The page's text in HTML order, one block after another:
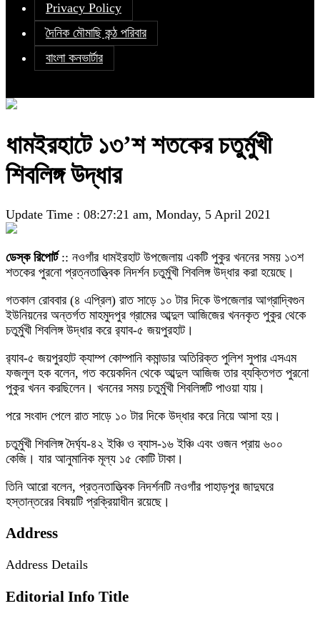
Privacy Policy
দৈনিক মৌমাছি কন্ঠ পরিবার
বাংলা কনভার্টার
ধামইরহাটে ১৩’শ শতকের চতুর্মুখী
শিবলিঙ্গ উদ্ধার
Update Time : 08:27:21 am, Monday, 5 April 2021
ডেস্ক রিপোর্ট:: নওগাঁর ধামইরহাট উপজেলায় একটি পুকুর খননের সময় ১৩শ
শতকের পুরনো প্রত্নতাত্ত্বিক নিদর্শন চতুর্মুখী শিবলিঙ্গ উদ্ধার করা হয়েছে।
গতকাল রোববার (৪ এপ্রিল) রাত সাড়ে ১০ টার দিকে উপজেলার আগ্রাদ্বিগুন
ইউনিয়নের অন্তর্গত মাহমুদপুর গ্রামের আব্দুল আজিজের খননকৃত পুকুর থেকে
চতুর্মুখী শিবলিঙ্গ উদ্ধার করে র‌্যাব-৫ জয়পুরহাট।
র‌্যাব-৫ জয়পুরহাট ক্যাম্প কোম্পানি কমান্ডার অতিরিক্ত পুলিশ সুপার এসএম
ফজলুল হক বলেন, গত কয়েকদিন থেকে আব্দুল আজিজ তার ব্যক্তিগত পুরনো
পুকুর খনন করছিলেন। খননের সময় চতুর্মুখী শিবলিঙ্গটি পাওয়া যায়।
পরে সংবাদ পেলে রাত সাড়ে ১০ টার দিকে উদ্ধার করে নিয়ে আসা হয়।
চতুর্মুখী শিবলিঙ্গ দৈর্ঘ্য-৪২ ইঞ্চি ও ব্যাস-১৬ ইঞ্চি এবং ওজন প্রায় ৬০০
কেজি। যার আনুমানিক মূল্য ১৫ কোটি টাকা।
তিনি আরো বলেন, প্রত্নতাত্ত্বিক নিদর্শনটি নওগাঁর পাহাড়পুর জাদুঘরে
হস্তান্তরের বিষয়টি প্রক্রিয়াধীন রয়েছে।
Address
Address Details
Editorial Info Title